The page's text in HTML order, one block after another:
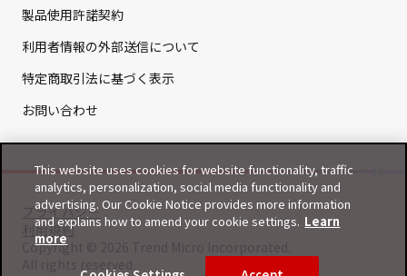
製品使用許諾契約
利用者情報の外部送信について
特定商取引法に基づく表示
お問い合わせ
プライバシー
利用規約
Copyright © 2026 Trend Micro Incorporated.
This website uses cookies for website functionality, traffic
analytics, personalization, social media functionality and
advertising. Our Cookie Notice provides more information
and explains how to amend your cookie settings. Learn
more